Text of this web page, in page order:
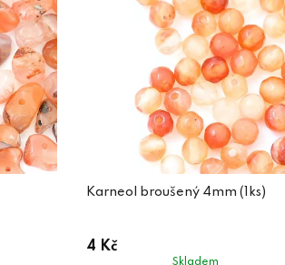
Karneol broušený 4mm (1ks)
4 Kč
Skladem